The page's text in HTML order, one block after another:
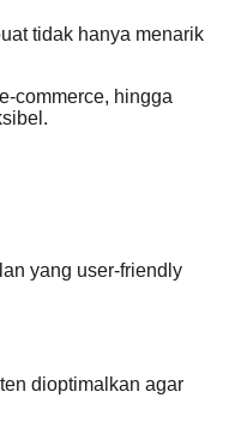
tidak hanya menarik
commerce, hingga
yang user-friendly
dioptimalkan agar